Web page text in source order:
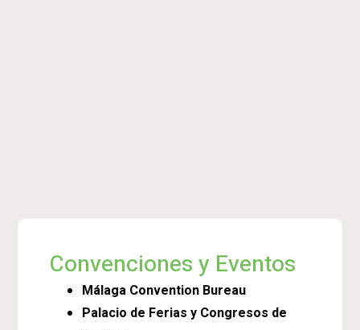
Convenciones y Eventos
Málaga Convention Bureau
Palacio de Ferias y Congresos de